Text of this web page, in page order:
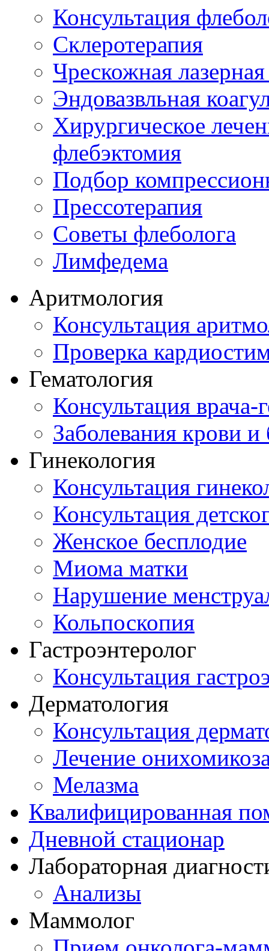
Консультация
Склеротерапия
Чрескожная
Эндовазвльная
Хирургическое
флебэктомия
Подбор
Прессотерапия
Советы флеболога
Лимфедема
Аритмология
Консультация
Проверка
Гематология
Консультация врача-
Заболевания крови и
Гинекология
Консультация
Консультация
Женское бесплодие
Миома матки
Нарушение
Кольпоскопия
Гастроэнтеролог
Консультация
Дерматология
Консультация
Лечение
Мелазма
Квалифицированная
Дневной стационар
Лабораторная
Анализы
Маммолог